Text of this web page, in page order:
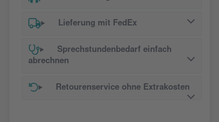
Lieferung mit FedEx
Sprechstundenbedarf einfach
abrechnen
Retourenservice ohne Extrakosten